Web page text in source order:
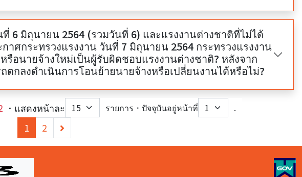
6 มิถุนายน 2564 (รวมวันที่ 6) และแรงงานต่างชาติที่ไม่ได้
ศกระทรวงแรงงาน วันที่ 7 มิถุนายน 2564 กระทรวงแรงงาน
อนายจ้างใหม่เป็นผู้รับผิดชอบแรงงานต่างชาติ? หลังจาก
กลงดำเนินการโอนย้ายนายจ้างหรือเปลี่ยนงานได้หรือไม่?
．แสดงหน้าละ รายการ．ปัจจุบันอยู่หน้าที่ .
1 (current)
2
下
一